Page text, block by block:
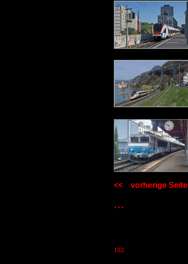
<< vorherige Seite
...
192